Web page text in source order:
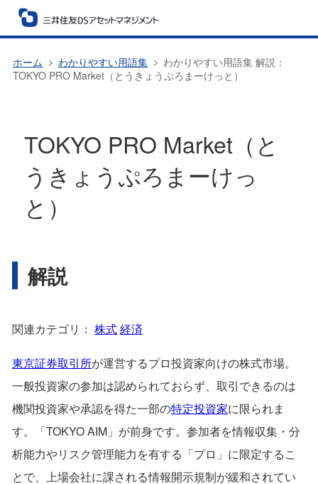
ホーム わかりやすい用語集
わかりやすい用語集 解説：
TOKYO PRO Market（とうきょうぷろまーけっと）
TOKYO PRO Market（と
うきょうぷろまーけっ
と）
解説
関連カテゴリ： 株式経済
東京証券取引所が運営するプロ投資家向けの株式市場。
一般投資家の参加は認められておらず、取引できるのは
機関投資家や承認を得た一部の特定投資家に限られま
す。「TOKYO AIM」が前身です。参加者を情報収集・分
析能力やリスク管理能力を有する「プロ」に限定するこ
とで、上場会社に課される情報開示規制が緩和されてい